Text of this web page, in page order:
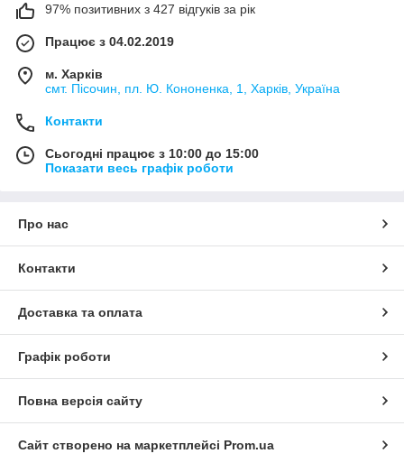
97% позитивних з 427 відгуків за рік
Працює з 04.02.2019
м. Харків
смт. Пісочин, пл. Ю. Кононенка, 1, Харків, Україна
Контакти
Сьогодні працює з 10:00 до 15:00
Показати весь графік роботи
Про нас
Контакти
Доставка та оплата
Графік роботи
Повна версія сайту
Сайт створено на маркетплейсі Prom.ua